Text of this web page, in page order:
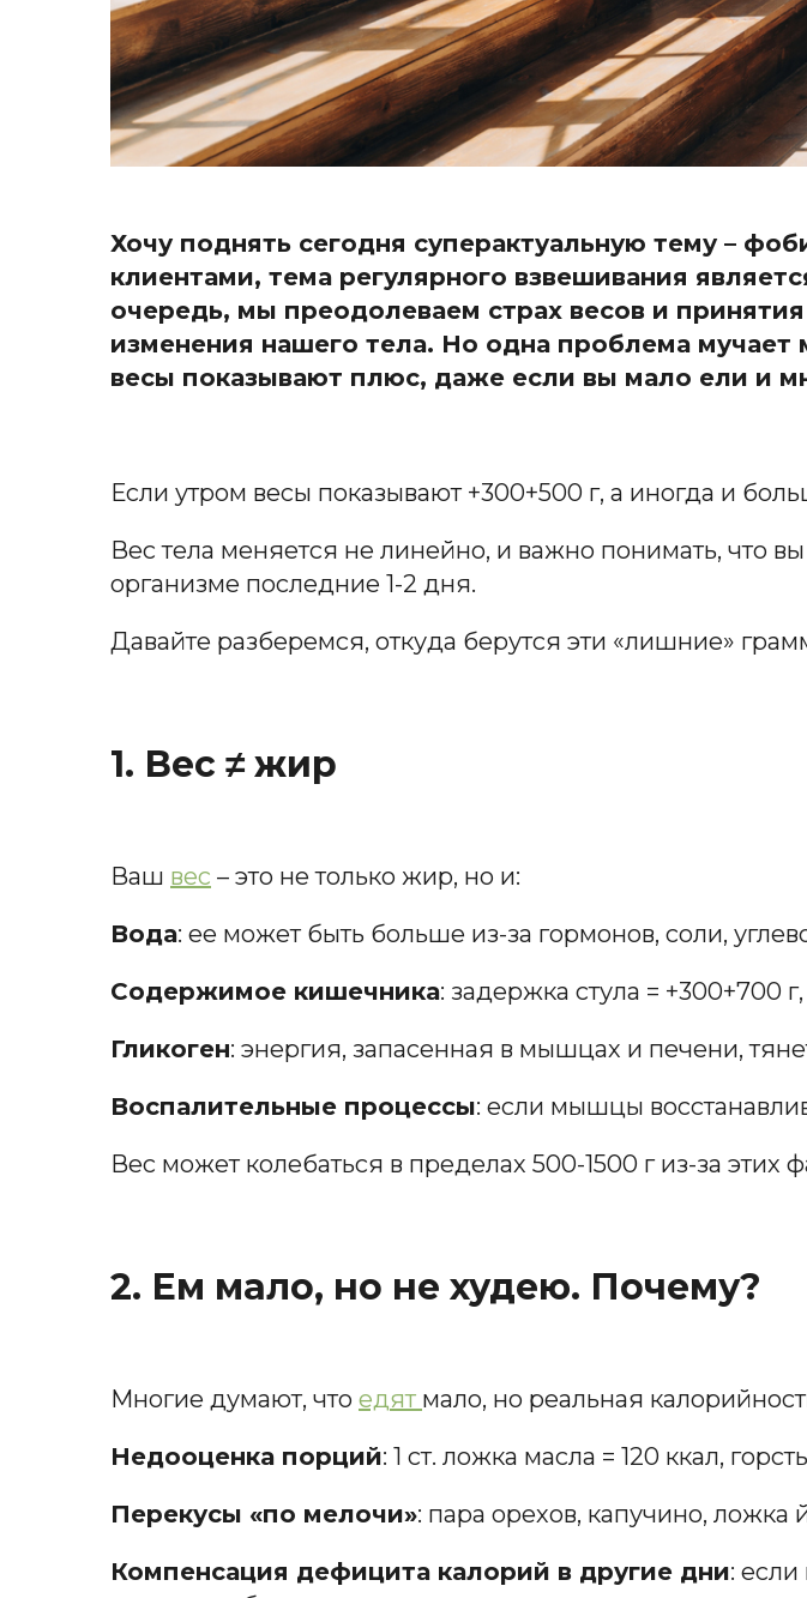
Хочу поднять сегодня суперактуальную тему –
клиентами, тема регулярного взвешивания
очередь, мы преодолеваем страх весов и
изменения нашего тела. Но одна проблема
весы показывают плюс, даже если вы мало ели и
Если утром весы показывают +300+500 г, а иногда и
Вес тела меняется не линейно, и важно понимать, что
организме последние 1-2 дня.
Давайте разберемся, откуда берутся эти «лишние»
1. Вес ≠ жир
Ваш вес – это не только жир, но и:
Вода: ее может быть больше из-за гормонов, соли,
Содержимое кишечника: задержка стула = +300+700
Гликоген: энергия, запасенная в мышцах и печени,
Воспалительные процессы: если мышцы
Вес может колебаться в пределах 500-1500 г из-за этих
2. Ем мало, но не худею. Почему?
Многие думают, что едят мало, но реальная
Недооценка порций: 1 ст. ложка масла = 120 ккал, горсть
Перекусы «по мелочи»: пара орехов, капучино, ложка
Компенсация дефицита калорий в другие дни: